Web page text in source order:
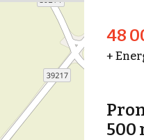
48
+
500